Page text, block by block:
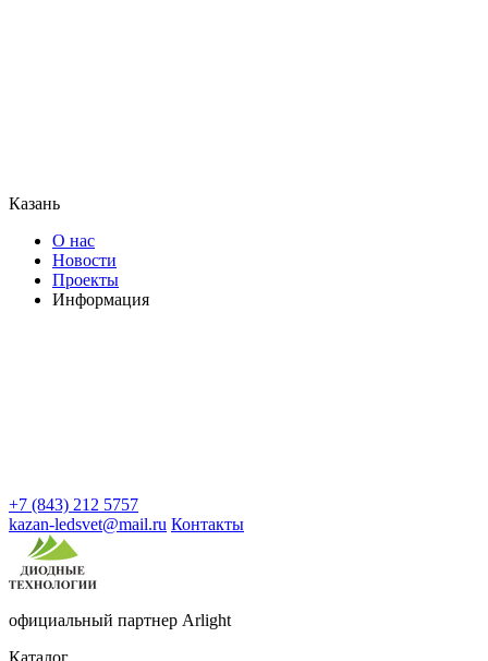
Казань
О нас
Новости
Проекты
Информация
+7 (843) 212 5757
kazan-ledsvet@mail.ru Контакты
официальный партнер Arlight
Каталог